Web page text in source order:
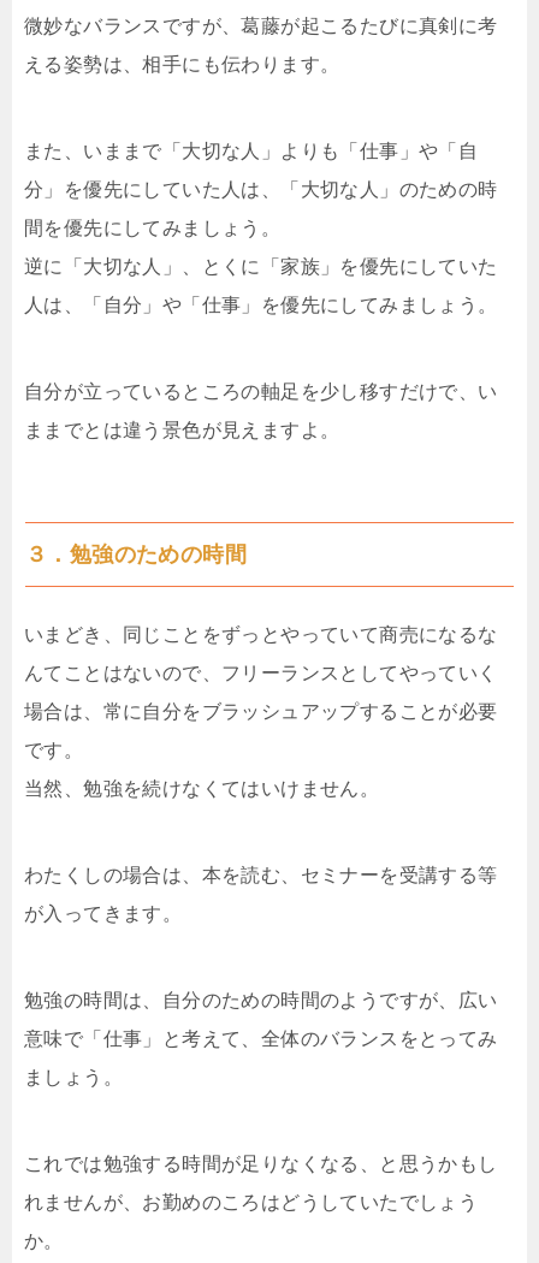
微妙なバランスですが、葛藤が起こるたびに真剣に考
える姿勢は、相手にも伝わります。
また、いままで「大切な人」よりも「仕事」や「自
分」を優先にしていた人は、「大切な人」のための時
間を優先にしてみましょう。
逆に「大切な人」、とくに「家族」を優先にしていた
人は、「自分」や「仕事」を優先にしてみましょう。
自分が立っているところの軸足を少し移すだけで、い
ままでとは違う景色が見えますよ。
３．勉強のための時間
いまどき、同じことをずっとやっていて商売になるな
んてことはないので、フリーランスとしてやっていく
場合は、常に自分をブラッシュアップすることが必要
です。
当然、勉強を続けなくてはいけません。
わたくしの場合は、本を読む、セミナーを受講する等
が入ってきます。
勉強の時間は、自分のための時間のようですが、広い
意味で「仕事」と考えて、全体のバランスをとってみ
ましょう。
これでは勉強する時間が足りなくなる、と思うかもし
れませんが、お勤めのころはどうしていたでしょう
か。